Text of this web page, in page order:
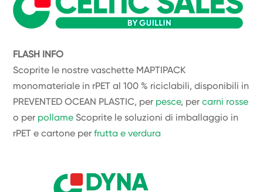
FLASH INFO
Scoprite le nostre vaschette MAPTIPACK
monomateriale in rPET al 100 % riciclabili, disponibili in
PREVENTED OCEAN PLASTIC, per pesce, percarni rosse
o per pollame Scoprite le soluzioni di imballaggio in
rPET e cartone perfrutta e verdura